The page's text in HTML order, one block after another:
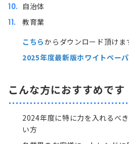
自治体
教育業
こちらからダウンロード頂けま
2025年度最新版ホワイトペー
こんな方におすすめです
2024年度に特に力を入れるべ
い方